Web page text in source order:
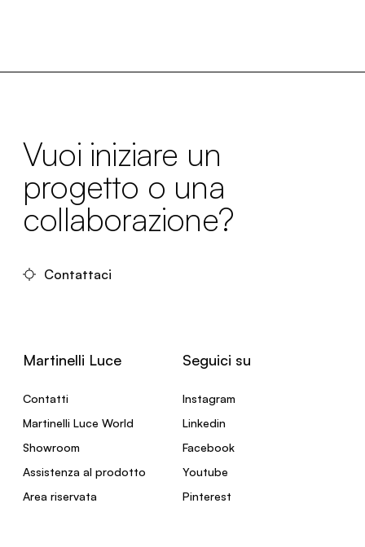
Vuoi iniziare un
progetto o una
collaborazione?
Contattaci
Martinelli Luce
Contatti
Martinelli Luce World
Showroom
Assistenza al prodotto
Area riservata
Seguici su
Instagram
Linkedin
Facebook
Youtube
Pinterest